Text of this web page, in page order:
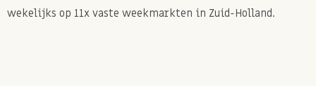
wekelijks op 11x vaste weekmarkten in Zuid-Holland.